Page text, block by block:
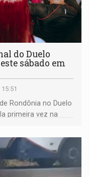
do Duelo
sábado em
Rondônia no Duelo
primeira vez na